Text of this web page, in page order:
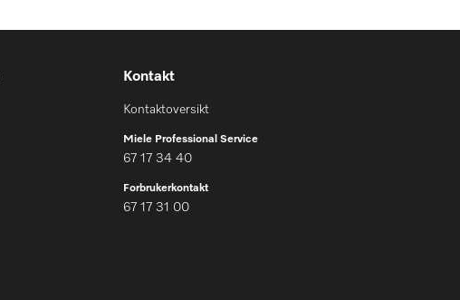
Kontakt
Kontaktoversikt
Miele Professional Service
67 17 34 40
Forbrukerkontakt
67 17 31 00